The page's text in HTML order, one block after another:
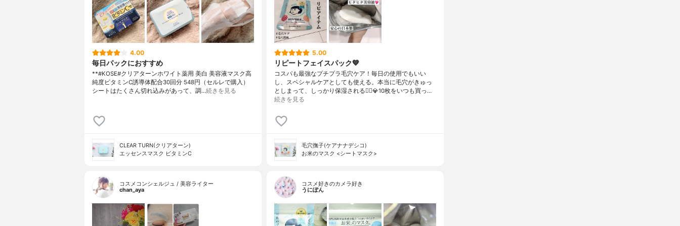
4.00
毎日パックにおすすめ
**#KOSE#クリアターンホワイト薬用 美白 美容液マスク高
純度ビタミンC誘導体配合⁡30回分 548円（セルレで購入）⁡
シートはたくさん切れ込みがあって、調…続きを見る
CLEAR TURN(クリアターン)
エッセンスマスク ビタミンC
5.00
リピートフェイスパック💙
コスパも最強なプチプラ毛穴ケア！毎日の使用でもいい
し、スペシャルケアとしても使える。本当に毛穴がきゅっ
としまって、しっかり保湿される🙆‍♀️💎10枚をいつも買っ…
続きを見る
毛穴撫子(ケアナナデシコ)
お米のマスク <シートマスク>
コスメコンシェルジュ / 美容ライター
chan_aya
コスメ好きのカメラ好き
うにぽん